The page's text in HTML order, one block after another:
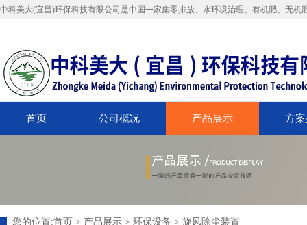
中科美大(宜昌)环保科技有限公司是中国一家集零排放、水环境治理、有机肥、无
首页 公司概况 产品展示 方
您的位置:首页 > 产品展示 > 环保设备 > 旋风除尘装置